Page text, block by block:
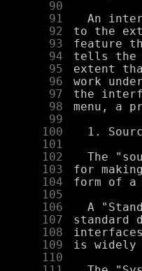
     90
     91
     92
     93
     94
     95
     96
     97
     98
     99
    100
    101
    102
    103
    104
    105
    106
    107
    108
    109
    110